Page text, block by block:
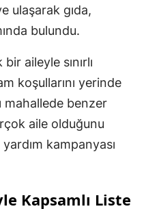
ulaşarak gıda,
bulundu.
aileyle sınırlı
koşullarını yerinde
mahallede benzer
aile olduğunu
kampanyası
Kapsamlı Liste